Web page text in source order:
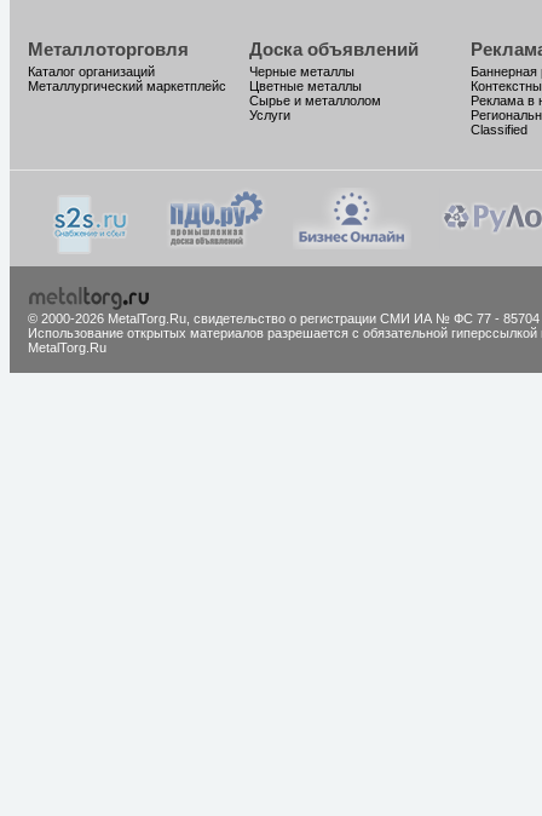
Металлоторговля
Каталог организаций
Металлургический маркетплейс
Доска объявлений
Черные металлы
Цветные металлы
Сырье и металлолом
Услуги
Баннерная
Реклама в
Classified
© 2000-2026 MetalTorg.Ru, cвидетельство о регистрации СМИ ИА № ФС 77 - 85704
Использование открытых материалов разрешается с обязательной гиперссылкой
MetalTorg.Ru